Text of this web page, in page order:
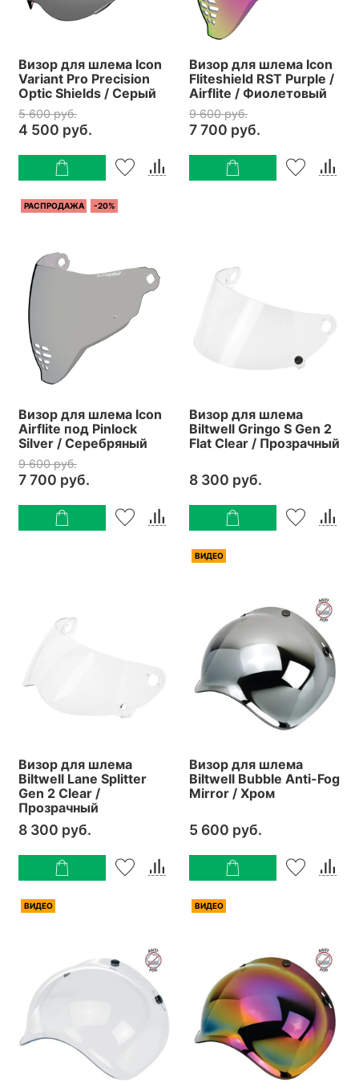
Визор для шлема Icon
Variant Pro Precision
Optic Shields / Серый
5 600 руб.
4 500 руб.
Визор для шлема Icon
Fliteshield RST Purple /
Airflite / Фиолетовый
9 600 руб.
7 700 руб.
РАСПРОДАЖА -20%
Визор для шлема Icon
Airflite под Pinlock
Silver / Серебряный
9 600 руб.
7 700 руб.
Визор для шлема
Biltwell Gringo S Gen 2
Flat Clear / Прозрачный
8 300 руб.
Визор для шлема
Biltwell Lane Splitter
Gen 2 Clear /
Прозрачный
8 300 руб.
ВИДЕО
Визор для шлема
Biltwell Bubble Anti-Fog
Mirror / Хром
5 600 руб.
ВИДЕО ВИДЕО